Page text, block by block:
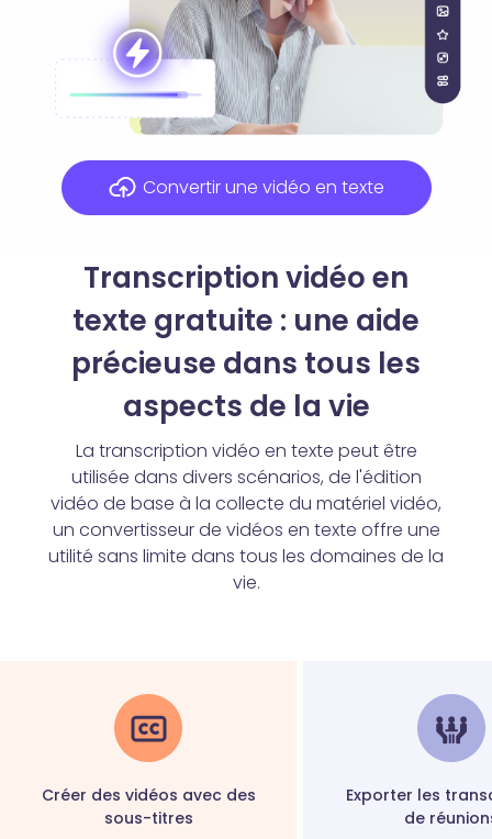
Convertir une vidéo en texte
Transcription vidéo en
texte gratuite : une aide
précieuse dans tous les
aspects de la vie
La transcription vidéo en texte peut être
utilisée dans divers scénarios, de l'édition
vidéo de base à la collecte du matériel vidéo,
un convertisseur de vidéos en texte offre une
utilité sans limite dans tous les domaines de la
vie.
Créer des vidéos avec des
sous-titres
Exporter les
de